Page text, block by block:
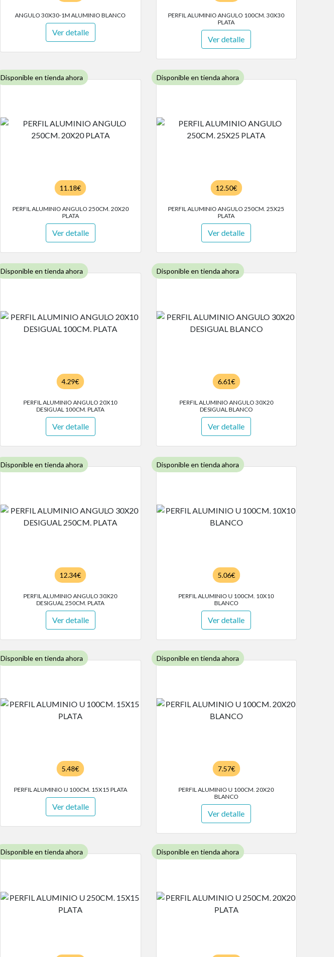
ANGULO 30X30-1M ALUMINIO BLANCO
Ver detalle
PERFIL ALUMINIO ANGULO 100CM. 30X30
PLATA
Ver detalle
Disponible en tienda ahora
11.18€
PERFIL ALUMINIO ANGULO 250CM. 20X20
PLATA
Ver detalle
Disponible en tienda ahora
12.50€
PERFIL ALUMINIO ANGULO 250CM. 25X25
PLATA
Ver detalle
Disponible en tienda ahora
4.29€
PERFIL ALUMINIO ANGULO 20X10
DESIGUAL 100CM. PLATA
Ver detalle
Disponible en tienda ahora
6.61€
PERFIL ALUMINIO ANGULO 30X20
DESIGUAL BLANCO
Ver detalle
Disponible en tienda ahora
12.34€
PERFIL ALUMINIO ANGULO 30X20
DESIGUAL 250CM. PLATA
Ver detalle
Disponible en tienda ahora
5.06€
PERFIL ALUMINIO U 100CM. 10X10
BLANCO
Ver detalle
Disponible en tienda ahora
5.48€
PERFIL ALUMINIO U 100CM. 15X15 PLATA
Ver detalle
Disponible en tienda ahora
7.57€
PERFIL ALUMINIO U 100CM. 20X20
BLANCO
Ver detalle
Disponible en tienda ahora Disponible en tienda ahora